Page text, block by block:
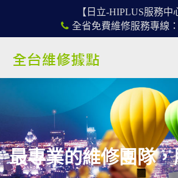
【日立-HIPLUS服務中
全省免費維修服務專線
最專業的維修團隊